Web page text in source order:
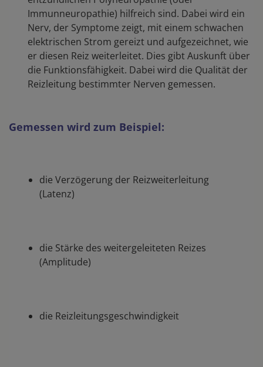
Immunneuropathie) hilfreich sind. Dabei wird ein
Nerv, der Symptome zeigt, mit einem schwachen
elektrischen Strom gereizt und aufgezeichnet, wie
er diesen Reiz weiterleitet. Dies gibt Auskunft über
die Funktionsfähigkeit. Dabei wird die Qualität der
Reizleitung bestimmter Nerven gemessen.
Gemessen wird zum Beispiel:
die Verzögerung der Reizweiterleitung
(Latenz)
die Stärke des weitergeleiteten Reizes
(Amplitude)
die Reizleitungsgeschwindigkeit